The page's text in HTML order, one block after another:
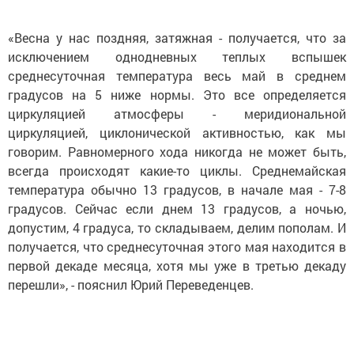
«Весна у нас поздняя, затяжная - получается, что за
исключением однодневных теплых вспышек
среднесуточная температура весь май в среднем
градусов на 5 ниже нормы. Это все определяется
циркуляцией атмосферы - меридиональной
циркуляцией, циклонической активностью, как мы
говорим. Равномерного хода никогда не может быть,
всегда происходят какие-то циклы. Среднемайская
температура обычно 13 градусов, в начале мая - 7-8
градусов. Сейчас если днем 13 градусов, а ночью,
допустим, 4 градуса, то складываем, делим пополам. И
получается, что среднесуточная этого мая находится в
первой декаде месяца, хотя мы уже в третью декаду
перешли», - пояснил Юрий Переведенцев.